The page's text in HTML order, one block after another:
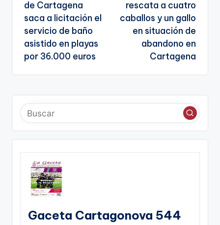
entradas
de Cartagena
saca a licitación el
servicio de baño
asistido en playas
por 36.000 euros
rescata a cuatro
caballos y un gallo
en situación de
abandono en
Cartagena
Gaceta Cartagonova 544